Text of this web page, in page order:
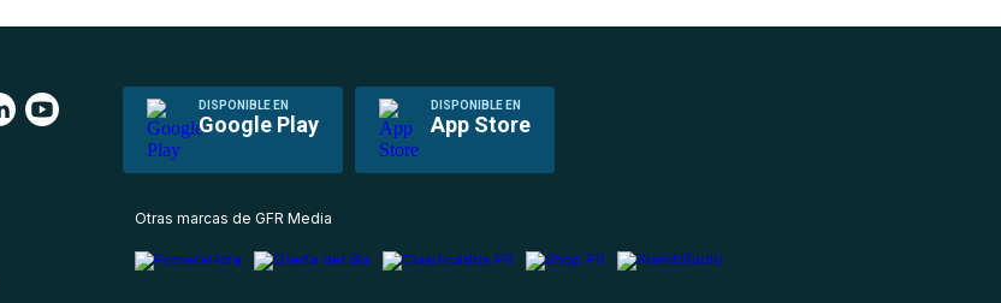
DISPONIBLE EN
Google Play
DISPONIBLE EN
App Store
Otras marcas de GFR Media